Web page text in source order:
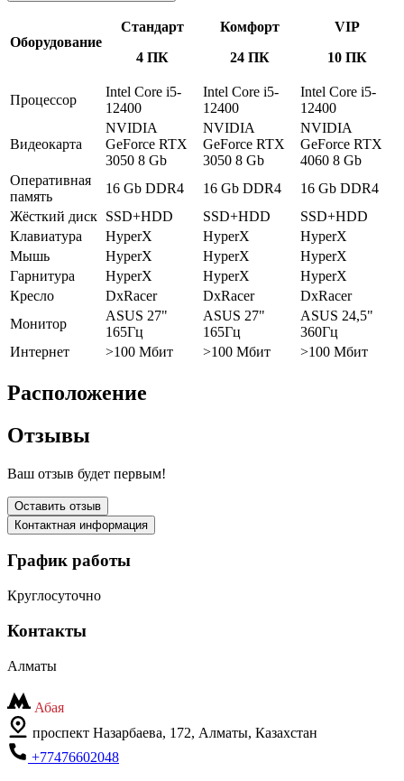
Оборудование
Стандарт
4 ПК
Комфорт
24 ПК
VIP
10 ПК
Процессор
Intel Core i5-
12400
Intel Core i5-
12400
Intel Core i5-
12400
Видеокарта
NVIDIA
GeForce RTX
3050 8 Gb
NVIDIA
GeForce RTX
3050 8 Gb
NVIDIA
GeForce RTX
4060 8 Gb
Оперативная
память
16 Gb DDR4 16 Gb DDR4
16 Gb DDR4
Жёсткий диск SSD+HDD SSD+HDD
SSD+HDD
Клавиатура
HyperX HyperX
HyperX
Мышь
HyperX HyperX
HyperX
Гарнитура
HyperX HyperX
HyperX
Кресло
DxRacer DxRacer
DxRacer
Монитор
ASUS 27"
165Гц
ASUS 27"
165Гц
ASUS 24,5"
360Гц
Интернет
>100 Мбит >100 Мбит >100 Мбит
Расположение
Отзывы
Ваш отзыв будет первым!
Оставить отзыв
Контактная информация
График работы
Круглосуточно
Контакты
Алматы
Абая
проспект Назарбаева, 172, Алматы, Казахстан
+77476602048